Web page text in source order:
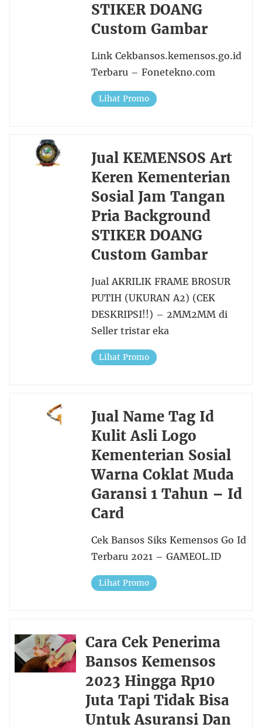
STIKER DOANG
Custom Gambar
Link Cekbansos.kemensos.go.id
Terbaru – Fonetekno.com
Lihat Promo
Jual KEMENSOS Art
Keren Kementerian
Sosial Jam Tangan
Pria Background
STIKER DOANG
Custom Gambar
Jual AKRILIK FRAME BROSUR
PUTIH (UKURAN A2) (CEK
DESKRIPSI!!) – 2MM2MM di
Seller tristar eka
Lihat Promo
Jual Name Tag Id
Kulit Asli Logo
Kementerian Sosial
Warna Coklat Muda
Garansi 1 Tahun – Id
Card
Cek Bansos Siks Kemensos Go Id
Terbaru 2021 – GAMEOL.ID
Lihat Promo
Cara Cek Penerima
Bansos Kemensos
2023 Hingga Rp10
Juta Tapi Tidak Bisa
Untuk Asuransi Dan